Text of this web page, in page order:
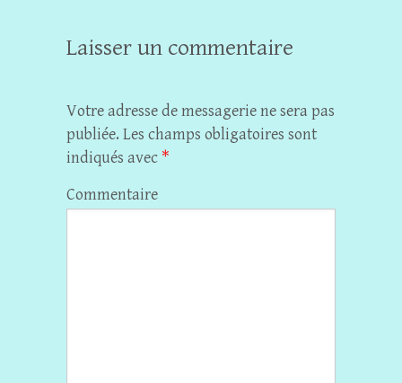
Laisser un commentaire
Votre adresse de messagerie ne sera pas
publiée. Les champs obligatoires sont
indiqués avec *
Commentaire